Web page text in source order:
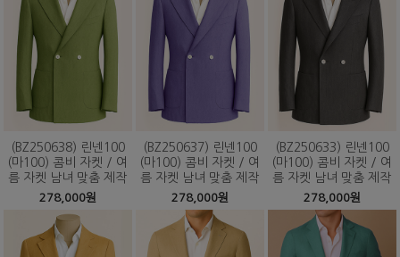
(BZ250638) 린넨100
(마100) 콤비 자켓 / 여
름 자켓 남녀 맞춤 제작
278,000원
(BZ250637) 린넨100
(마100) 콤비 자켓 / 여
름 자켓 남녀 맞춤 제작
278,000원
(BZ250633) 린넨100
(마100) 콤비 자켓 / 여
름 자켓 남녀 맞춤 제작
278,000원